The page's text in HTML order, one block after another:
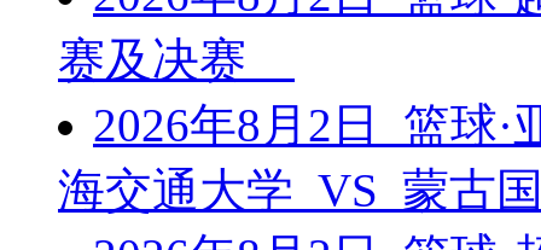
赛及决赛
2026年8月2日 篮球
海交通大学 VS 蒙古